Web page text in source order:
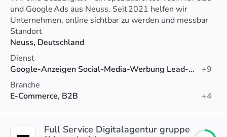
und Google Ads aus Neuss. Seit 2021 helfen wir
Unternehmen, online sichtbar zu werden und messbar
zu wachsen
Standort
Neuss, Deutschland
Dienst
Google-Anzeigen Social-Media-Werbung Lead-Generierung Suchmaschinenoptimierung (SEO), E-Commerce-SEO, PPC
+9
Branche
E-Commerce, B2B
+4
Full Service Digitalagentur gruppe